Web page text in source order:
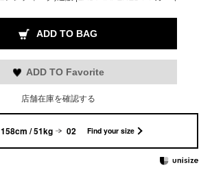
ADD TO BAG
ADD TO Favorite
店舗在庫を確認する
158cm / 51kg 02 Find your size